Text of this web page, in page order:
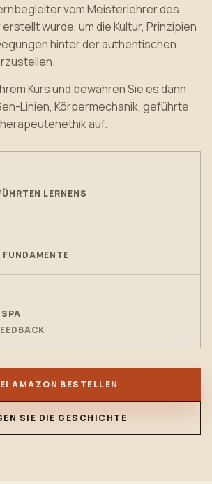
vom Meisterlehrer des
wurde, um die Kultur, Prinzipien
hinter der authentischen
Kurs und bewahren Sie es dann
Linien, Körpermechanik, geführte
auf.
LERNENS
AMAZON BESTELLEN
SIE DIE GESCHICHTE